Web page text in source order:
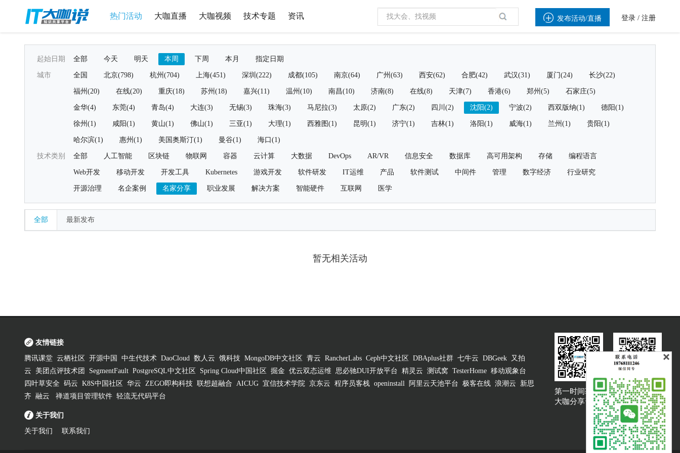
热门活动 大咖直播 大咖视频 技术专题 资讯  发布活动/直播 登录 / 注册
起始日期 全部 今天 明天 本周 下周 本月 指定日期
城市 全国 北京(798) 杭州(704) 上海(451) 深圳(222) 成都(105) 南京(64) 广州(63) 西安(62) 合肥(42) 武汉(31) 厦门(24) 长沙(22)
福州(20) 在线(20) 重庆(18) 苏州(18) 嘉兴(11) 温州(10) 南昌(10) 济南(8) 在线(8) 天津(7) 香港(6) 郑州(5) 石家庄(5)
金华(4) 东莞(4) 青岛(4) 大连(3) 无锡(3) 珠海(3) 马尼拉(3) 太原(2) 广东(2) 四川(2) 沈阳(2) 宁波(2) 西双版纳(1) 德阳(1)
徐州(1) 咸阳(1) 黄山(1) 佛山(1) 三亚(1) 大理(1) 西雅图(1) 昆明(1) 济宁(1) 吉林(1) 洛阳(1) 威海(1) 兰州(1) 贵阳(1)
哈尔滨(1) 惠州(1) 美国奥斯汀(1) 曼谷(1) 海口(1)
技术类别 全部 人工智能 区块链 物联网 容器 云计算 大数据 DevOps AR/VR 信息安全 数据库 高可用架构 存储 编程语言
Web开发 移动开发 开发工具 Kubernetes 游戏开发 软件研发 IT运维 产品 软件测试 中间件 管理 数字经济 行业研究
开源治理 名企案例 名家分享 职业发展 解决方案 智能硬件 互联网 医学
全部 最新发布
暂无相关活动
友情链接
腾讯课堂 云栖社区 开源中国 中生代技术 DaoCloud 数人云 饿科技 MongoDB中文社区 青云 RancherLabs Ceph中文社区 DBAplus社群 七牛云 DBGeek
又拍
云
美团点评技术团 SegmentFault PostgreSQL中文社区 Spring Cloud中国社区 掘金 优云双态运维 思必驰DUI开放平台 精灵云 测试窝 TesterHome 移动观象台
四叶草安全 码云 K8S中国社区 华云 ZEGO即构科技 联想超融合 AICUG 宜信技术学院 京东云 程序员客栈 openinstall 阿里云天池平台 极客在线 浪潮云
新思
齐 融云 禅道项目管理软件 轻流无代码平台
关于我们
关于我们 联系我们
第一时间获取
大咖分享资讯
大咖说吐槽客服